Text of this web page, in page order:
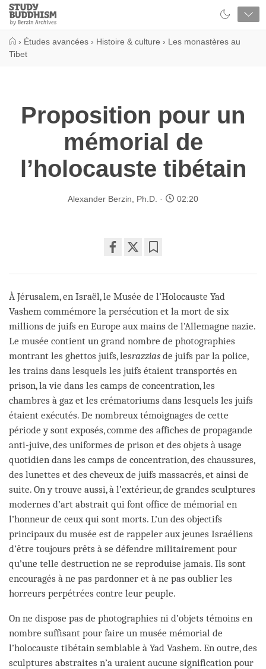
Close
Study
Buddhism
Home
› Études avancées › Histoire & culture › Les monastères au
Tibet
Proposition pour un
mémorial de
l’holocauste tibétain
Alexander Berzin, Ph.D. 02:20
on
facebook
À Jérusalem, en Israël, le Musée de l’Holocauste Yad
Vashem commémore la persécution et la mort de six
millions de juifs en Europe aux mains de l’Allemagne nazie.
Le musée contient un grand nombre de photographies
montrant les ghettos juifs, lesrazzias de juifs par la police,
les trains dans lesquels les juifs étaient transportés en
prison, la vie dans les camps de concentration, les
chambres à gaz et les crématoriums dans lesquels les juifs
étaient exécutés. De nombreux témoignages de cette
période y sont exposés, comme des affiches de propagande
anti-juive, des uniformes de prison et des objets à usage
quotidien dans les camps de concentration, des chaussures,
des lunettes et des cheveux de juifs massacrés, et ainsi de
suite. On y trouve aussi, à l’extérieur, de grandes sculptures
modernes d’art abstrait qui font office de mémorial en
l’honneur de ceux qui sont morts. L’un des objectifs
principaux du musée est de rappeler aux jeunes Israéliens
d’être toujours prêts à se défendre militairement pour
qu’une telle destruction ne se reproduise jamais. Ils sont
encouragés à ne pas pardonner et à ne pas oublier les
horreurs perpétrées contre leur peuple.
On ne dispose pas de photographies ni d’objets témoins en
nombre suffisant pour faire un musée mémorial de
l’holocauste tibétain semblable à Yad Vashem. En outre, des
sculptures abstraites n’a uraient aucune signification pour